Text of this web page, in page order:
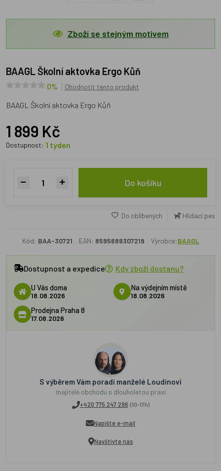
Zboží se stejným motivem
BAAGL Školní aktovka Ergo Kůň
0% Ohodnotit tento produkt
BAAGL Školní aktovka Ergo Kůň
1 899 Kč
Dostupnost: 1 týden
Do košíku
Do oblíbených Hlídací pes
Kód: BAA-30721 EAN: 8595689307219 Výrobce:BAAGL
Dostupnost a expedice Kdy zboží dostanu?
U Vás doma
18.08.2026
Na výdejním místě
18.08.2026
Prodejna Praha 8
17.08.2026
S výběrem Vám poradí manželé Loudínovi
majitelé obchodu s dlouholetou praxí
+420 775 247 296 (10-17h)
Napište e-mail
Navštivte nás